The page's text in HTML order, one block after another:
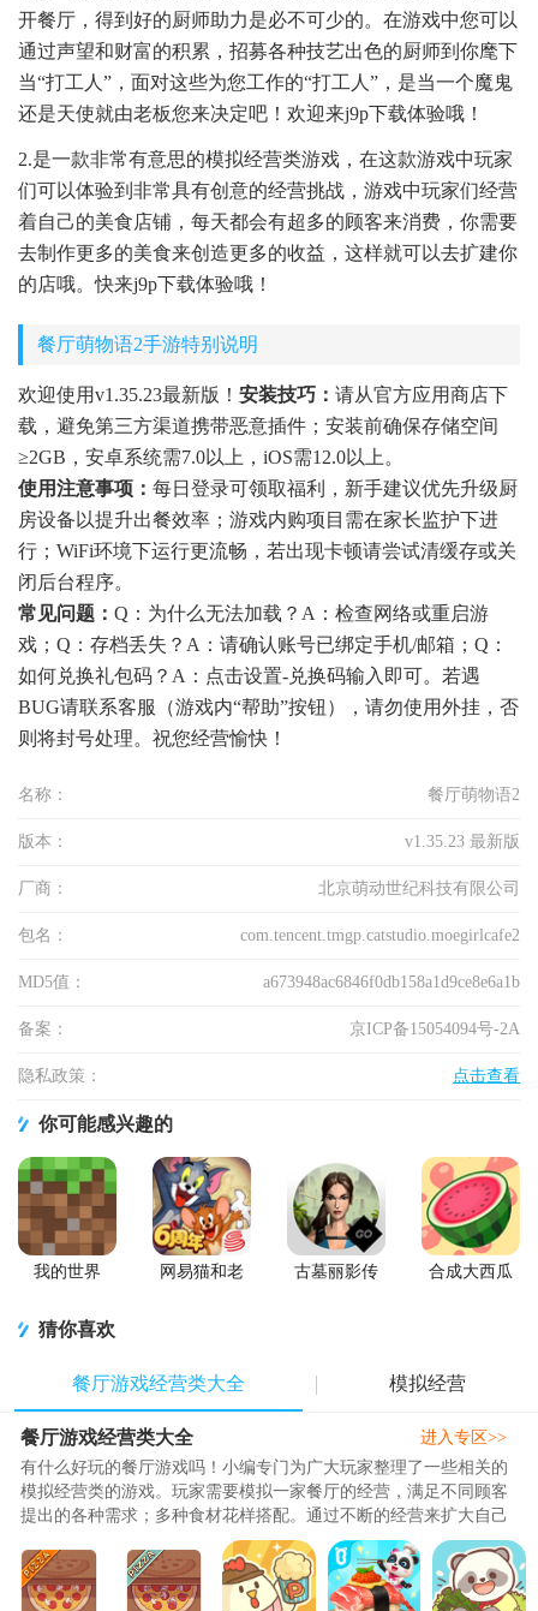
开餐厅，得到好的厨师助力是必不可少的。在游戏中您可以
通过声望和财富的积累，招募各种技艺出色的厨师到你麾下
当“打工人”，面对这些为您工作的“打工人”，是当一个魔鬼
还是天使就由老板您来决定吧！欢迎来j9p下载体验哦！
2.是一款非常有意思的模拟经营类游戏，在这款游戏中玩家
们可以体验到非常具有创意的经营挑战，游戏中玩家们经营
着自己的美食店铺，每天都会有超多的顾客来消费，你需要
去制作更多的美食来创造更多的收益，这样就可以去扩建你
的店哦。快来j9p下载体验哦！
餐厅萌物语2手游特别说明
欢迎使用v1.35.23最新版！ 安装技巧： 请从官方应用商店下
载，避免第三方渠道携带恶意插件；安装前确保存储空间
≥2GB，安卓系统需7.0以上，iOS需12.0以上。
使用注意事项： 每日登录可领取福利，新手建议优先升级厨
房设备以提升出餐效率；游戏内购项目需在家长监护下进
行；WiFi环境下运行更流畅，若出现卡顿请尝试清缓存或关
闭后台程序。
常见问题： Q：为什么无法加载？A：检查网络或重启游
戏；Q：存档丢失？A：请确认账号已绑定手机/邮箱；Q：
如何兑换礼包码？A：点击设置-兑换码输入即可。若遇
BUG请联系客服（游戏内“帮助”按钮），请勿使用外挂，否
则将封号处理。祝您经营愉快！
名称： 餐厅萌物语2
版本： v1.35.23 最新版
厂商： 北京萌动世纪科技有限公司
包名： com.tencent.tmgp.catstudio.moegirlcafe2
MD5值： a673948ac6846f0db158a1d9ce8e6a1b
备案： 京ICP备15054094号-2A
隐私政策： 点击查看
你可能感兴趣的
我的世界
网易猫和老
古墓丽影传
合成大西瓜
猜你喜欢
餐厅游戏经营类大全 模拟经营
餐厅游戏经营类大全
有什么好玩的餐厅游戏吗！小编专门为广大玩家整理了一些相关的
模拟经营类的游戏。玩家需要模拟一家餐厅的经营，满足不同顾客
提出的各种需求；多种食材花样搭配。通过不断的经营来扩大自己
餐厅的规模，力求做到最好，..
进入专区>>